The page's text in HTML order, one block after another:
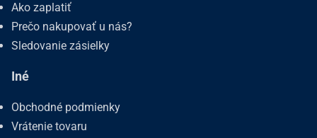
Ako zaplatiť
Prečo nakupovať u nás?
Sledovanie zásielky
Iné
Obchodné podmienky
Vrátenie tovaru